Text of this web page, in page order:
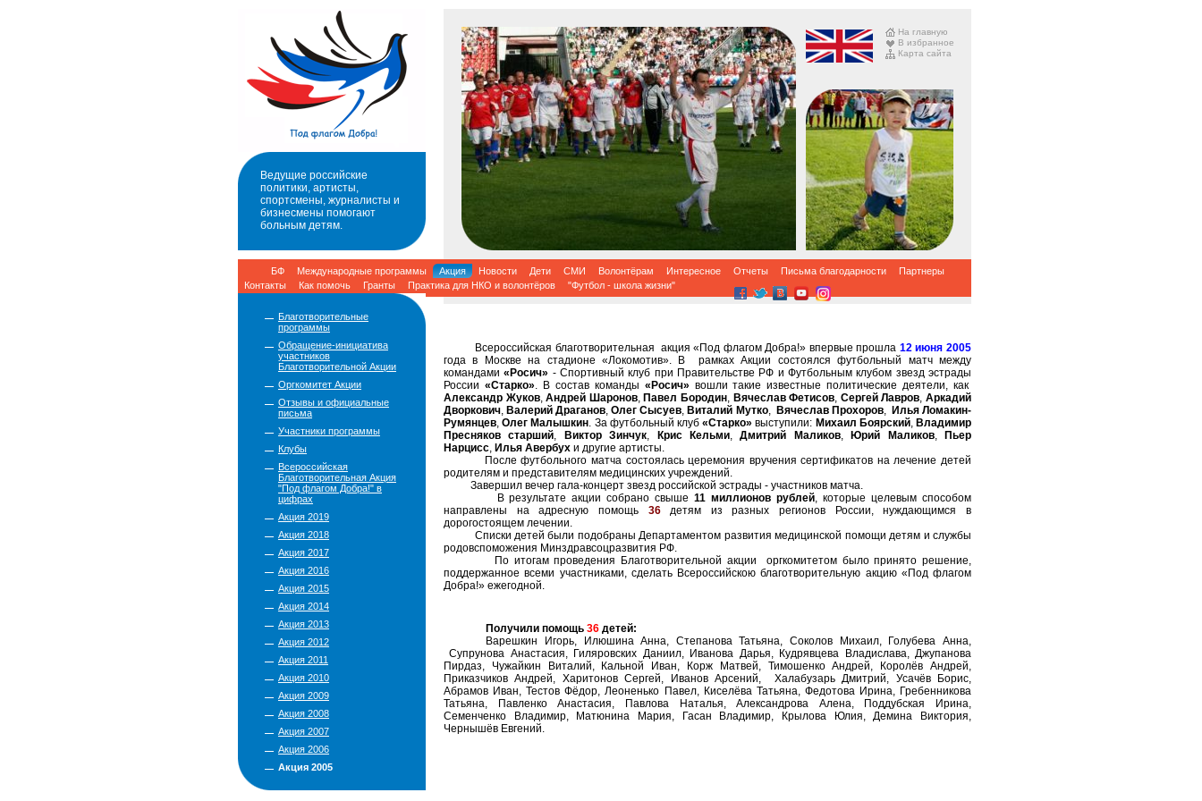
На главную
В избранное
Карта сайта
Ведущие российские
политики, артисты,
спортсмены, журналисты и
бизнесмены помогают
больным детям.
БФ Международные программы Акция Новости Дети СМИ Волонтёрам Интересное Отчеты Письма благодарности
Партнеры
Контакты
Как помочь Гранты Практика для НКО и волонтёров "Футбол - школа жизни"
Благотворительные
программы
Обращение-инициатива
участников
Благотворительной Акции
Оргкомитет Акции
Отзывы и официальные
письма
Участники программы
Клубы
Всероссийская
Благотворительная Акция
"Под флагом Добра!" в
цифрах
Акция 2019
Акция 2018
Акция 2017
Акция 2016
Акция 2015
Акция 2014
Акция 2013
Акция 2012
Акция 2011
Акция 2010
Акция 2009
Акция 2008
Акция 2007
Акция 2006
Акция 2005
Всероссийская благотворительная акция «Под флагом Добра!» впервые прошла 12 июня 2005
года в Москве на стадионе «Локомотив». В рамках Акции состоялся футбольный матч между
командами«Росич» - Спортивный клуб при Правительстве РФ и Футбольным клубом звезд эстрады
России «Старко». В состав команды «Росич» вошли такие известные политические деятели, как
Александр Жуков,Андрей Шаронов, Павел Бородин, Вячеслав Фетисов, Сергей Лавров,Аркадий
Дворкович, Валерий Драганов,Олег Сысуев, Виталий Мутко, Вячеслав Прохоров, Илья Ломакин-
Румянцев,Олег Малышкин. За футбольный клуб«Старко» выступили: Михаил Боярский, Владимир
Пресняков старший, Виктор Зинчук, Крис Кельми,Дмитрий Маликов, Юрий Маликов,
Пьер
Нарцисс, Илья Авербух и другие артисты.
После футбольного матча состоялась церемония вручения сертификатов на лечение детей
родителям и представителям медицинских учреждений.
Завершил вечер гала-концерт звезд российской эстрады - участников матча.
В результате акции собрано свыше11 миллионов рублей, которые целевым способом
направлены на адресную помощь 36детям из разных регионов России, нуждающимся в
дорогостоящем лечении.
Списки детей были подобраны Департаментом развития медицинской помощи детям и службы
родовспоможения Минздравсоцразвития РФ.
По итогам проведения Благотворительной акции оргкомитетом было принято решение,
поддержанное всеми участниками, сделать Всероссийскою благотворительную акцию «Под флагом
Добра!» ежегодной.
Получили помощь36 детей:
Варешкин Игорь, Илюшина Анна, Степанова Татьяна, Соколов Михаил, Голубева Анна,
Супрунова Анастасия, Гиляровских Даниил, Иванова Дарья, Кудрявцева Владислава, Джупанова
Пирдаз, Чужайкин Виталий, Кальной Иван, Корж Матвей, Тимошенко Андрей, Королёв Андрей,
Приказчиков Андрей, Харитонов Сергей, Иванов Арсений, Халабузарь Дмитрий, Усачёв Борис,
Абрамов Иван, Тестов Фёдор, Леоненько Павел, Киселёва Татьяна, Федотова Ирина, Гребенникова
Татьяна, Павленко Анастасия, Павлова Наталья, Александрова Алена, Поддубская Ирина,
Семенченко Владимир, Матюнина Мария, Гасан Владимир, Крылова Юлия, Демина Виктория,
Чернышёв Евгений.